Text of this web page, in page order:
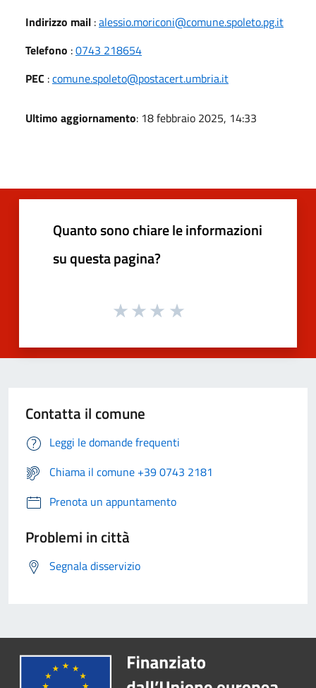
Indirizzo mail :alessio.moriconi@comune.spoleto.pg.it
Telefono :0743 218654
PEC :comune.spoleto@postacert.umbria.it
Ultimo aggiornamento: 18 febbraio 2025, 14:33
Quanto sono chiare le informazioni
su questa pagina?
Contatta il comune
Leggi le domande frequenti
Chiama il comune +39 0743 2181
Prenota un appuntamento
Problemi in città
Segnala disservizio